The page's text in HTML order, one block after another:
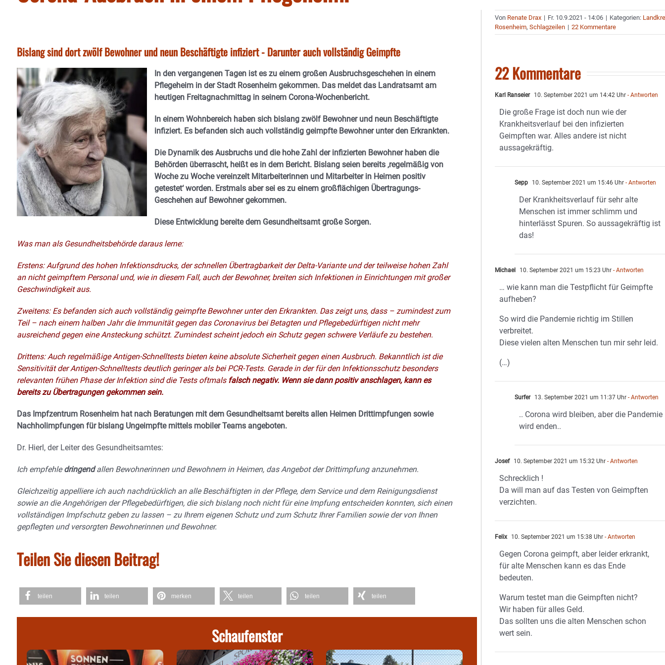
Bislang sind dort zwölf Bewohner und neun Beschäftigte infiziert - Darunter auch vollständig Geimpfte
In den vergangenen Tagen ist es zu einem großen Ausbruchsgeschehen in einem
Pflegeheim in der Stadt Rosenheim gekommen. Das meldet das Landratsamt am
heutigen Freitagnachmittag in seinem Corona-Wochenbericht.
In einem Wohnbereich haben sich bislang zwölf Bewohner und neun Beschäftigte
infiziert. Es befanden sich auch vollständig geimpfte Bewohner unter den Erkrankten.
Die Dynamik des Ausbruchs und die hohe Zahl der infizierten Bewohner haben die
Behörden überrascht, heißt es in dem Bericht. Bislang seien bereits ‚regelmäßig von
Woche zu Woche vereinzelt Mitarbeiterinnen und Mitarbeiter in Heimen positiv
getestet‘ worden. Erstmals aber sei es zu einem großflächigen Übertragungs-
Geschehen auf Bewohner gekommen.
Diese Entwicklung bereite dem Gesundheitsamt große Sorgen.
Was man als Gesundheitsbehörde daraus lerne:
Erstens: Aufgrund des hohen Infektionsdrucks, der schnellen Übertragbarkeit der Delta-Variante und der teilweise hohen Zahl
an nicht geimpftem Personal und, wie in diesem Fall, auch der Bewohner, breiten sich Infektionen in Einrichtungen mit großer
Geschwindigkeit aus.
Zweitens: Es befanden sich auch vollständig geimpfte Bewohner unter den Erkrankten. Das zeigt uns, dass – zumindest zum
Teil – nach einem halben Jahr die Immunität gegen das Coronavirus bei Betagten und Pflegebedürftigen nicht mehr
ausreichend gegen eine Ansteckung schützt. Zumindest scheint jedoch ein Schutz gegen schwere Verläufe zu bestehen.
Drittens: Auch regelmäßige Antigen-Schnelltests bieten keine absolute Sicherheit gegen einen Ausbruch. Bekanntlich ist die
Sensitivität der Antigen-Schnelltests deutlich geringer als bei PCR-Tests. Gerade in der für den Infektionsschutz besonders
relevanten frühen Phase der Infektion sind die Tests oftmals falsch negativ. Wenn sie dann positiv anschlagen, kann es
bereits zu Übertragungen gekommen sein.
Das Impfzentrum Rosenheim hat nach Beratungen mit dem Gesundheitsamt bereits allen Heimen Drittimpfungen sowie
Nachholimpfungen für bislang Ungeimpfte mittels mobiler Teams angeboten.
Dr. Hierl, der Leiter des Gesundheitsamtes:
Ich empfehledringendallen Bewohnerinnen und Bewohnern in Heimen, das Angebot der Drittimpfung anzunehmen.
Gleichzeitig appelliere ich auch nachdrücklich an alle Beschäftigten in der Pflege, dem Service und dem Reinigungsdienst
sowie an die Angehörigen der Pflegebedürftigen, die sich bislang noch nicht für eine Impfung entscheiden konnten, sich einen
vollständigen Impfschutz geben zu lassen – zu Ihrem eigenen Schutz und zum Schutz Ihrer Familien sowie der von Ihnen
gepflegten und versorgten Bewohnerinnen und Bewohner.
Teilen Sie diesen Beitrag!
teilen teilen merken teilen teilen teilen
Schaufenster
Von Renate Drax | Fr. 10.9.2021 - 14:06 | Kategorien:
Rosenheim,Schlagzeilen | 22 Kommentare
22 Kommentare
Karl Ranseier 10. September 2021 um 14:42 Uhr - Antworten
Die große Frage ist doch nun wie der
Krankheitsverlauf bei den infizierten
Geimpften war. Alles andere ist nicht
aussagekräftig.
Sepp 10. September 2021 um 15:46 Uhr - Antworten
Der Krankheitsverlauf für sehr alte
Menschen ist immer schlimm und
hinterlässt Spuren. So aussagekräftig ist
das!
Michael 10. September 2021 um 15:23 Uhr - Antworten
… wie kann man die Testpflicht für Geimpfte
aufheben?
So wird die Pandemie richtig im Stillen
verbreitet.
Diese vielen alten Menschen tun mir sehr leid.
(…)
Surfer 13. September 2021 um 11:37 Uhr - Antworten
.. Corona wird bleiben, aber die Pandemie
wird enden..
Josef 10. September 2021 um 15:32 Uhr - Antworten
Schrecklich !
Da will man auf das Testen von Geimpften
verzichten.
Felix 10. September 2021 um 15:38 Uhr - Antworten
Gegen Corona geimpft, aber leider erkrankt,
für alte Menschen kann es das Ende
bedeuten.
Warum testet man die Geimpften nicht?
Wir haben für alles Geld.
Das sollten uns die alten Menschen schon
wert sein.